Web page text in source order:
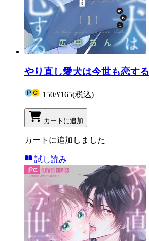
やり直し愛犬は今世も恋す
150/¥165(税込)
カートに追加
カートに追加しました
試し読み